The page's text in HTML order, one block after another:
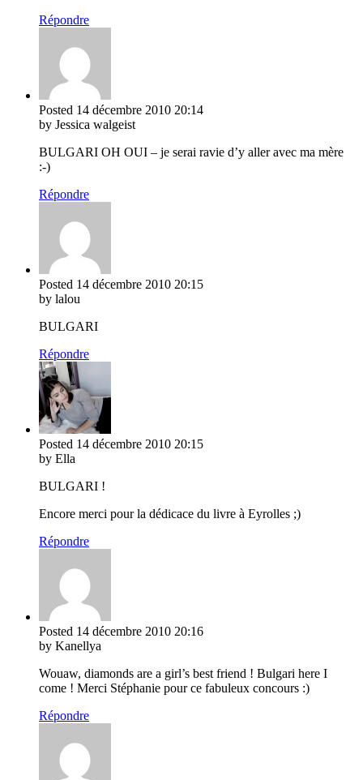
Répondre
Posted 14 décembre 2010 20:14
by Jessica walgeist
BULGARI OH OUI – je serai ravie d’y aller avec ma mère
:-)
Répondre
Posted 14 décembre 2010 20:15
by lalou
BULGARI
Répondre
Posted 14 décembre 2010 20:15
by Ella
BULGARI !
Encore merci pour la dédicace du livre à Eyrolles ;)
Répondre
Posted 14 décembre 2010 20:16
by Kanellya
Wouaw, diamonds are a girl’s best friend ! Bulgari here I
come ! Merci Stéphanie pour ce fabuleux concours :)
Répondre